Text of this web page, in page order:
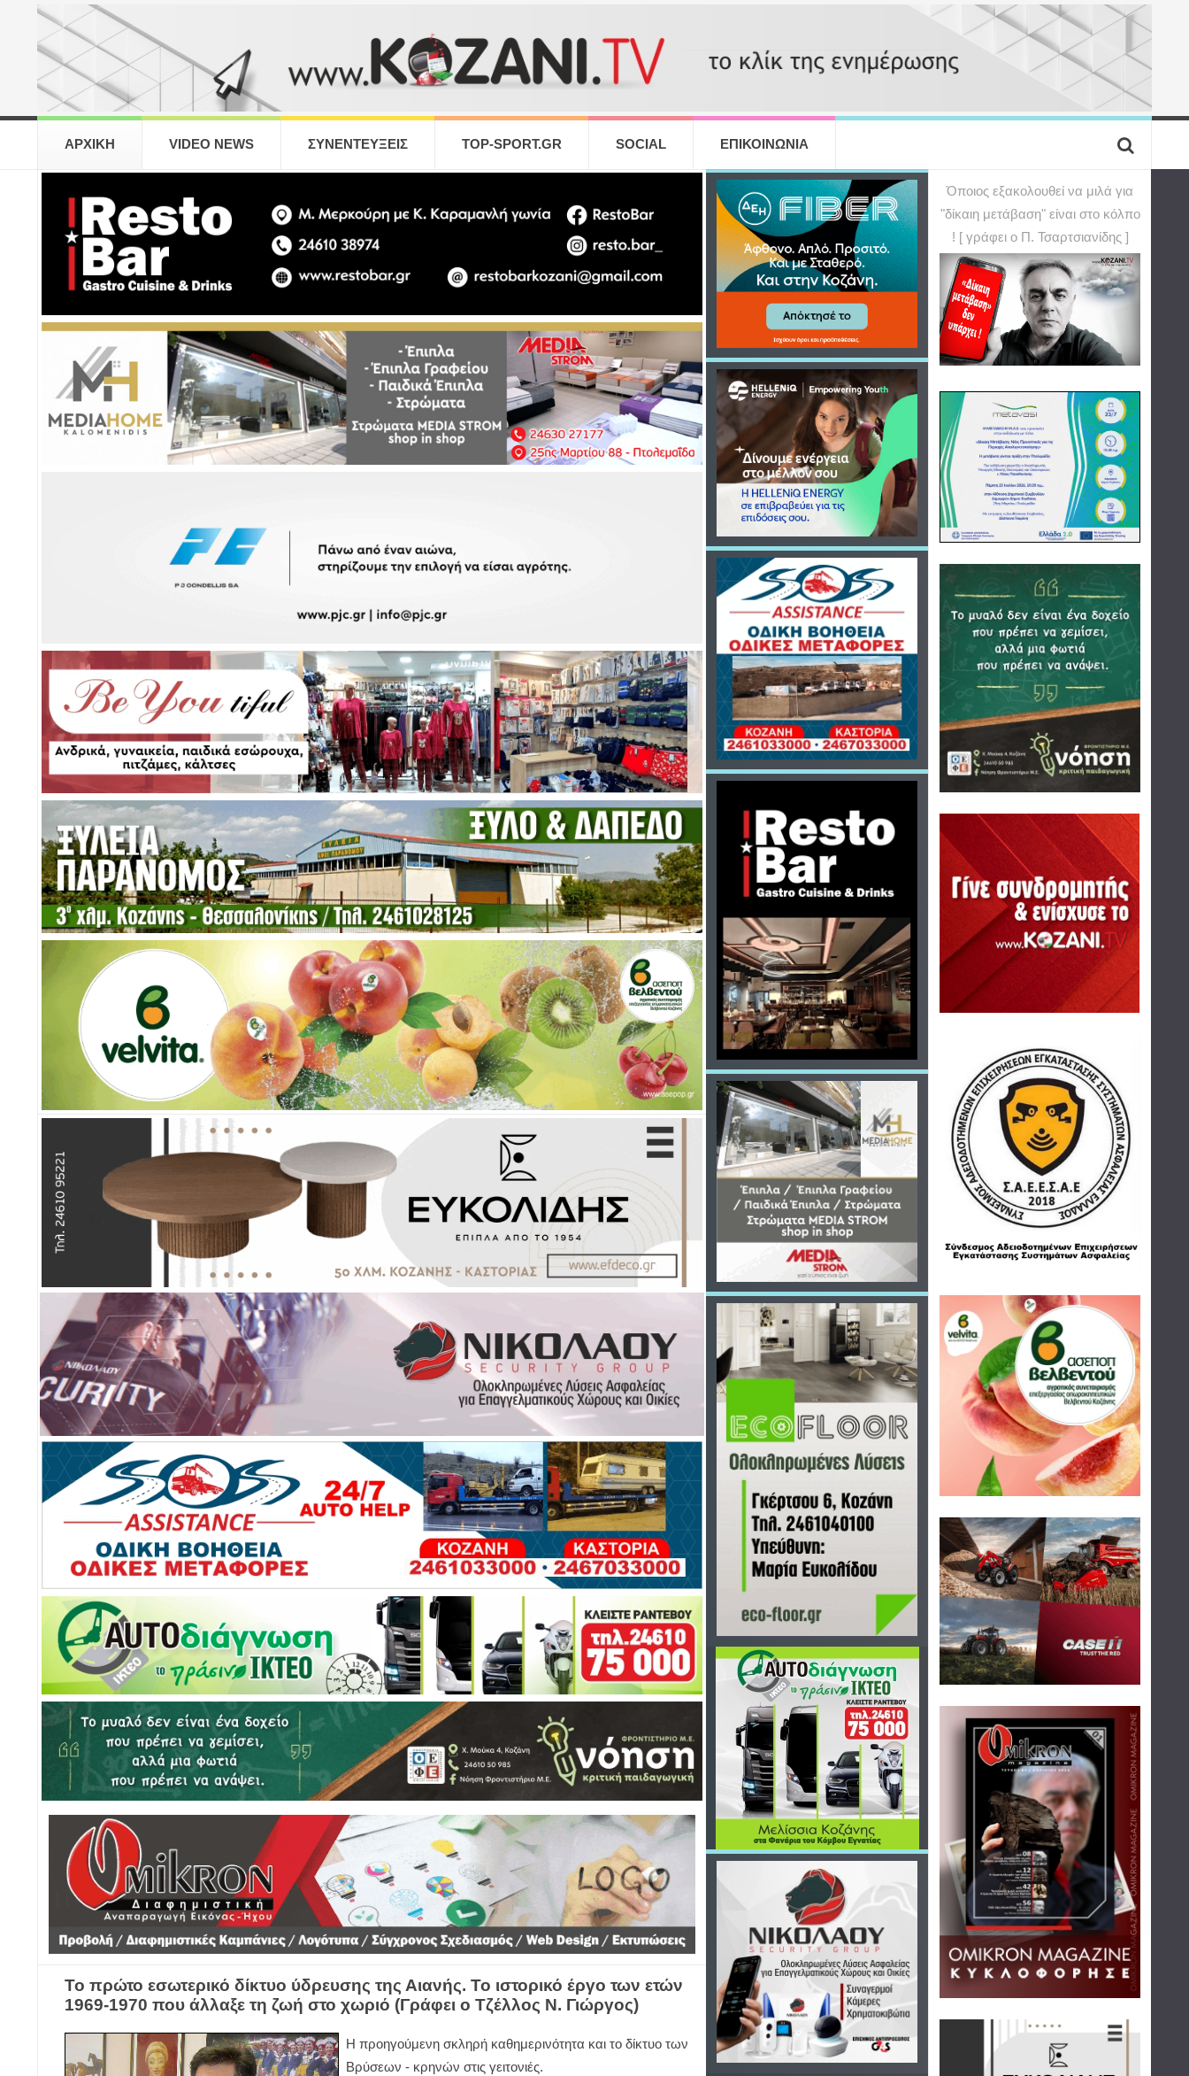
ΑΡΧΙΚΗ VIDEO NEWS ΣΥΝΕΝΤΕΥΞΕΙΣ TOP-SPORT.GR SOCIAL ΕΠΙΚΟΙΝΩΝΙΑ
Το πρώτο εσωτερικό δίκτυο ύδρευσης της Αιανής. Το ιστορικό έργο των ετών
1969-1970 που άλλαξε τη ζωή στο χωριό (Γράφει ο Τζέλλος Ν. Γιώργος)
Η προηγούμενη σκληρή καθημερινότητα και το δίκτυο των
Βρύσεων - κρηνών στις γειτονιές.
Όποιος εξακολουθεί να μιλά για
"δίκαιη μετάβαση" είναι στο κόλπο
! [ γράφει ο Π. Τσαρτσιανίδης ]